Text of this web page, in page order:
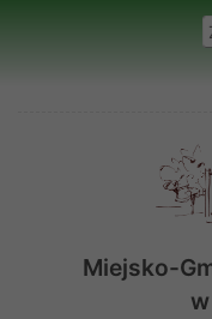
Miejsko-